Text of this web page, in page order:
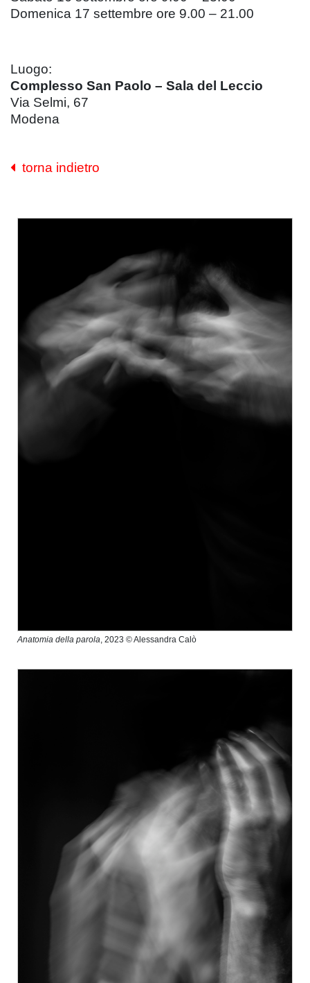
Domenica 17 settembre ore 9.00 – 21.00
Luogo:
Complesso San Paolo – Sala del Leccio
Via Selmi, 67
Modena
torna indietro
Anatomia della parola, 2023 © Alessandra Calò